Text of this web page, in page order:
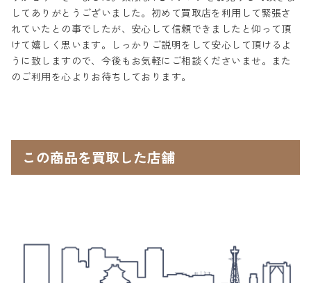
してありがとうございました。初めて買取店を利用して緊張さ
れていたとの事でしたが、安心して信頼できましたと仰って頂
けて嬉しく思います。しっかりご説明をして安心して頂けるよ
うに致しますので、今後もお気軽にご相談くださいませ。また
のご利用を心よりお待ちしております。
この商品を買取した店舗